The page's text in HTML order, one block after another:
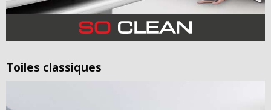
Toiles classiques